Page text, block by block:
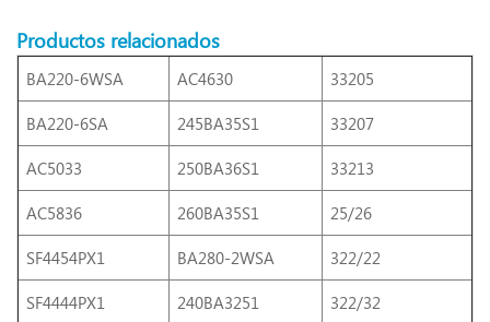
Productos relacionados
BA220-6WSA AC4630 33205
BA220-6SA 245BA35S1 33207
AC5033 250BA36S1 33213
AC5836 260BA35S1 25/26
SF4454PX1 BA280-2WSA 322/22
SF4444PX1 240BA3251 322/32